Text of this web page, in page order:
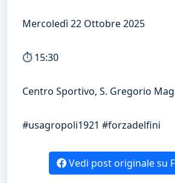
Mercoledì 22 Ottobre 2025
⏱ 15:30
Centro Sportivo, S. Gregorio
#usagropoli1921 #forzadelfini
Vedi post originale su